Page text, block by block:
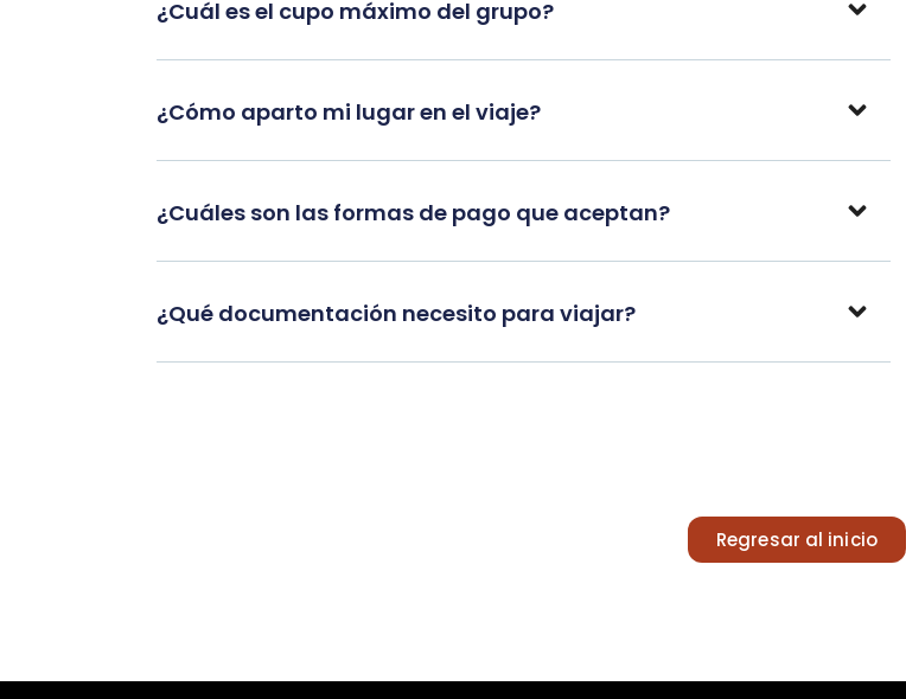
¿Cuál es el cupo máximo del grupo?
¿Cómo aparto mi lugar en el viaje?
¿Cuáles son las formas de pago que aceptan?
¿Qué documentación necesito para viajar?
Regresar al inicio